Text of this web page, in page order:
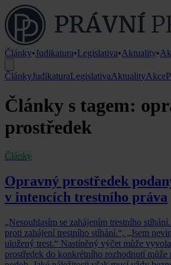
Články•Judikatura•Legislativa•Aktuality•
ČlánkyJudikaturaLegislativaAktualityAkce
Články s tagem:
prostředek
Články
Opravný prostředek
v intencích trestního práva
„Nesouhlasím se zahájením trestního
proti zahájení trestního stíhání.“, „Jsem
uložený trest.“ Nastíněný výčet může
prostředek do konkrétního rozhodnutí může